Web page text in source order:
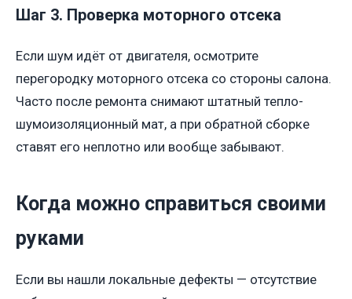
Шаг 3. Проверка моторного отсека
Если шум идёт от двигателя, осмотрите
перегородку моторного отсека со стороны салона.
Часто после ремонта снимают штатный тепло-
шумоизоляционный мат, а при обратной сборке
ставят его неплотно или вообще забывают.
Когда можно справиться своими
руками
Если вы нашли локальные дефекты — отсутствие